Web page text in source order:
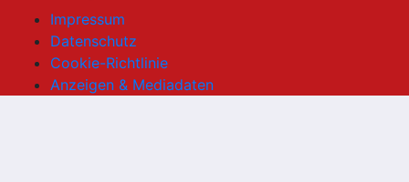
Impressum
Datenschutz
Cookie-Richtlinie
Anzeigen & Mediadaten